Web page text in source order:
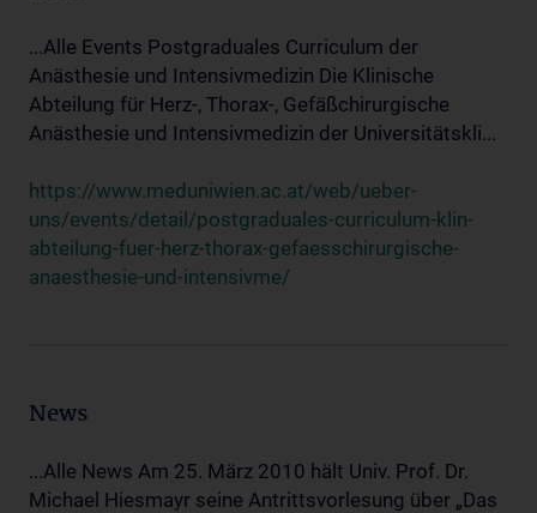
...Alle Events Postgraduales Curriculum der
Anästhesie und Intensivmedizin Die Klinische
Abteilung für Herz-, Thorax-, Gefäßchirurgische
Anästhesie und Intensivmedizin der Universitätskli...
https://www.meduniwien.ac.at/web/ueber-
uns/events/detail/postgraduales-curriculum-klin-
abteilung-fuer-herz-thorax-gefaesschirurgische-
anaesthesie-und-intensivme/
News
...Alle News Am 25. März 2010 hält Univ. Prof. Dr.
Michael Hiesmayr seine Antrittsvorlesung über „Das